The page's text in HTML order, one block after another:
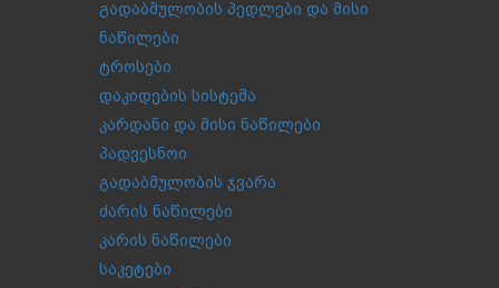
გადაბმულობის პედლები და მისი
ნაწილები
ტროსები
დაკიდების სისტემა
კარდანი და მისი ნაწილები
პადვესნოი
გადაბმულობის ჯვარა
ძარის ნაწილები
კარის ნაწილები
საკეტები